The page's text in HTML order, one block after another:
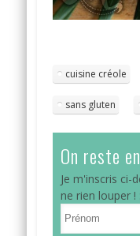
cuisine créole
sans gluten
On reste
Je m'inscris ci-
ne rien louper ! :